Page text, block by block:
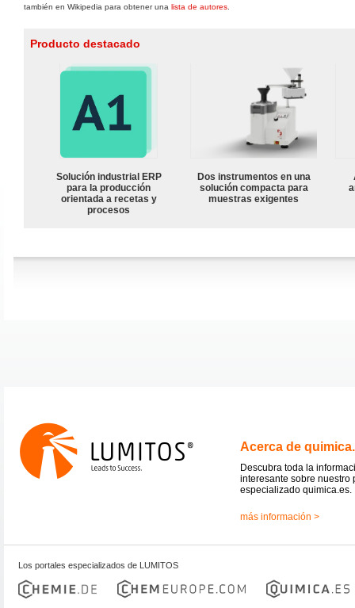
también en Wikipedia para obtener una lista de autores
Producto destacado
Solución industrial ERP
para la producción
orientada a recetas y
procesos
Dos instrumentos en una
solución compacta para
muestras exigentes
Acerca de
Descubra toda la
interesante sobre nuestro
especializado quimica.es.
más información >
Los portales especializados de LUMITOS